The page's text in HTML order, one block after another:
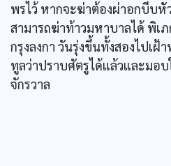
พรไว้ หากจะฆ่าต้องผ่าอกบีบ
สามารถฆ่าท้าวมหาบาลได้ พิ
กรุงลงกา วันรุ่งขึ้นทั้งสองไปเฝ้
ทูลว่าปราบศัตรูได้แล้วและมอบ
จักรวาล